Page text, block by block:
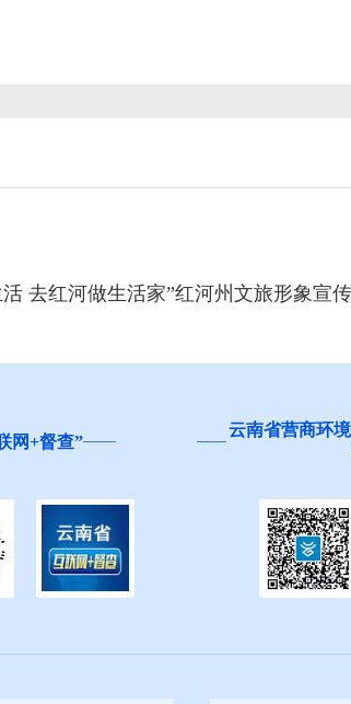
去红河做生活家”红河州文旅形象宣
投诉举报和问卷调查
平台
红河州食品安
生”